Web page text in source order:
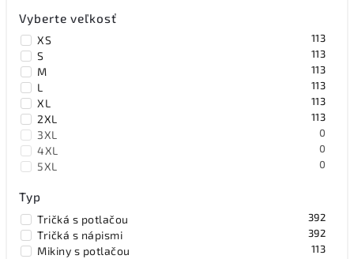
Vyberte veľkosť
XS 113
S 113
M 113
L 113
XL 113
2XL 113
3XL 0
4XL 0
5XL 0
Typ
Tričká s potlačou 392
Tričká s nápismi 392
Mikiny s potlačou 113